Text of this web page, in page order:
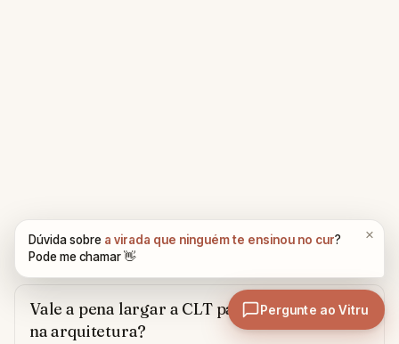
Perguntas Frequentes
Vale a pena largar a CLT para empreender
na arquitetura?